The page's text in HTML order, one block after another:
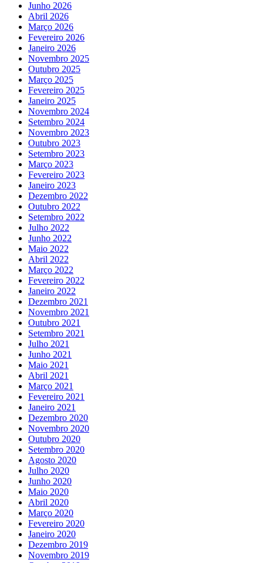
Junho 2026
Abril 2026
Março 2026
Fevereiro 2026
Janeiro 2026
Novembro 2025
Outubro 2025
Março 2025
Fevereiro 2025
Janeiro 2025
Novembro 2024
Setembro 2024
Novembro 2023
Outubro 2023
Setembro 2023
Março 2023
Fevereiro 2023
Janeiro 2023
Dezembro 2022
Outubro 2022
Setembro 2022
Julho 2022
Junho 2022
Maio 2022
Abril 2022
Março 2022
Fevereiro 2022
Janeiro 2022
Dezembro 2021
Novembro 2021
Outubro 2021
Setembro 2021
Julho 2021
Junho 2021
Maio 2021
Abril 2021
Março 2021
Fevereiro 2021
Janeiro 2021
Dezembro 2020
Novembro 2020
Outubro 2020
Setembro 2020
Agosto 2020
Julho 2020
Junho 2020
Maio 2020
Abril 2020
Março 2020
Fevereiro 2020
Janeiro 2020
Dezembro 2019
Novembro 2019